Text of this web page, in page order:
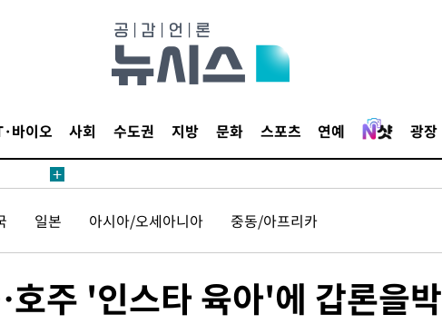
바이오 사회 수도권 지방 문화 스포츠 연예 광장
일본 아시아/오세아니아 중동/아프리카
주 '인스타 육아'에 갑론을박